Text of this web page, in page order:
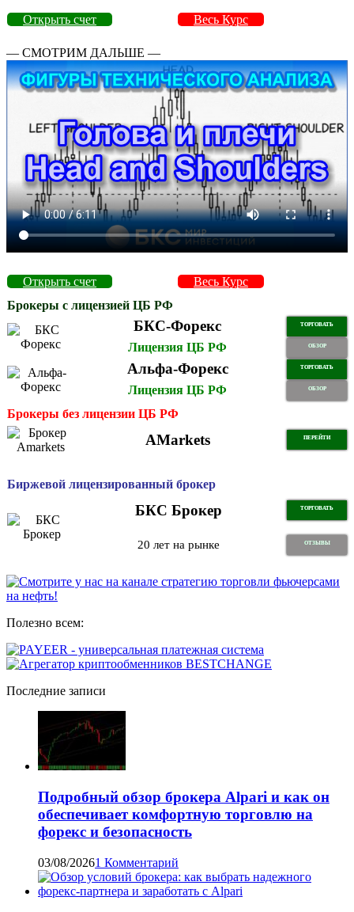
Открыть счет Весь Курс
— СМОТРИМ ДАЛЬШЕ —
Открыть счет
Весь Курс
Брокеры с лицензией ЦБ РФ
БКС-Форекс ТОРГОВАТЬ
Лицензия ЦБ РФ ОБЗОР
Альфа-Форекс ТОРГОВАТЬ
Лицензия ЦБ РФ ОБЗОР
Брокеры без лицензии ЦБ РФ
AMarkets ПЕРЕЙТИ
Биржевой лицензированный брокер
БКС Брокер ТОРГОВАТЬ
20 лет на рынке ОТЗЫВЫ
Полезно всем:
Последние записи
Подробный обзор брокера Alpari и как он
обеспечивает комфортную торговлю на
форекс и безопасность
03/08/20261 Комментарий